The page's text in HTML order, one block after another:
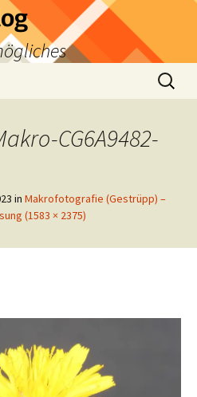
Suchen
nach:
CG6A9482-
in Makrofotografie (Gestrüpp) –
(1583 × 2375)